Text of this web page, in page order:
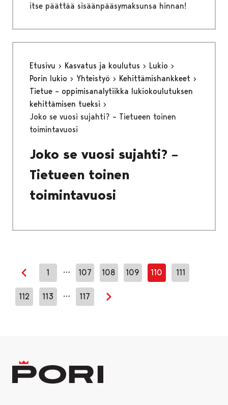
itse päättää sisäänpääsymaksunsa hinnan!
Etusivu Kasvatus ja koulutus
Lukio
Porin lukio
Yhteistyö
Kehittämishankkeet
Tietue – oppimisanalytiikka lukiokoulutuksen
kehittämisen tueksi
Joko se vuosi sujahti? – Tietueen toinen
toimintavuosi
Joko se vuosi sujahti? –
Tietueen toinen
toimintavuosi
Edellinen sivu
1 … 107 108 109 110 111
112 113 … 117
Seuraava sivu